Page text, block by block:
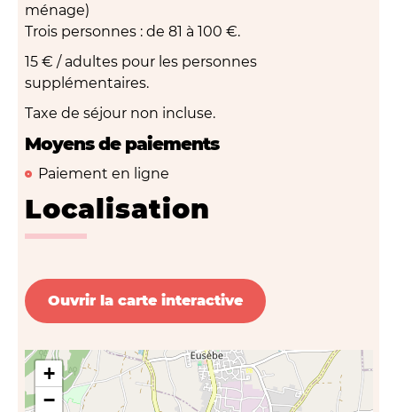
ménage)
Trois personnes : de 81 à 100 €.
15 € / adultes pour les personnes
supplémentaires.
Taxe de séjour non incluse.
Moyens de paiements
Paiement en ligne
Localisation
Ouvrir la carte interactive
+
−